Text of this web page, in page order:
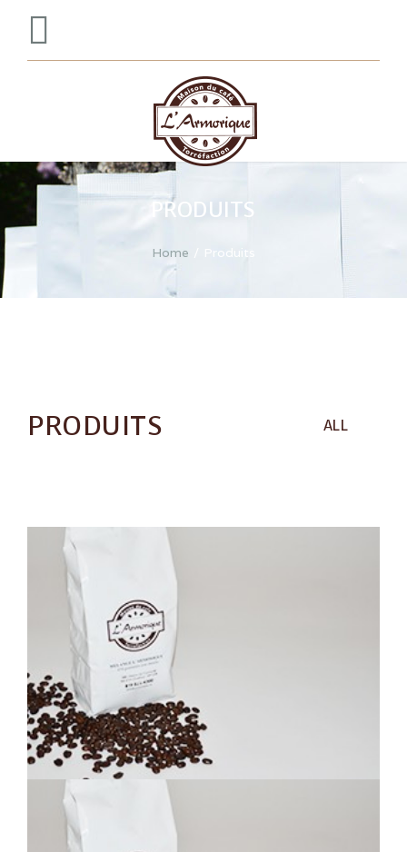
PRODUITS
Home Produits
PRODUITS ALL
MEXICAIN MI-NOIR